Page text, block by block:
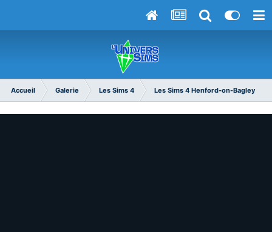
Accueil Galerie Les Sims 4 Les Sims 4 Henford-on-Bagley